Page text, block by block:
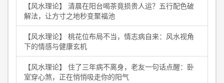
【风水理论】 清晨在阳台喝茶竟损贵人运？五行配色破
解法，让方寸之地秒变聚福池
【风水理论】 桃花位布局不当，情志病自来：风水视角
下的情感与健康玄机
【风水理论】 住了三年病不离身，老友一句话点醒：卧
室穿心煞，正在悄悄吸走你的阳气